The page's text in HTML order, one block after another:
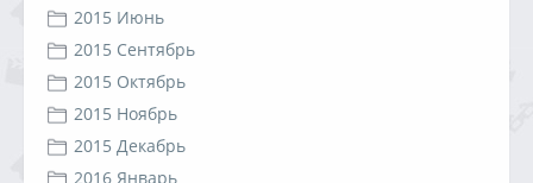
2015 Июнь
2015 Сентябрь
2015 Октябрь
2015 Ноябрь
2015 Декабрь
2016 Январь